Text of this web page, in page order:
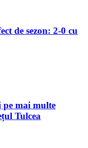
de sezon: 2-0 cu
pe mai multe
Tulcea